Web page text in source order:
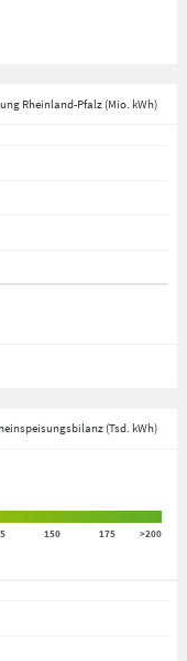
Rheinland-Pfalz (Mio. kWh)
(Tsd. kWh)
150 175
>200